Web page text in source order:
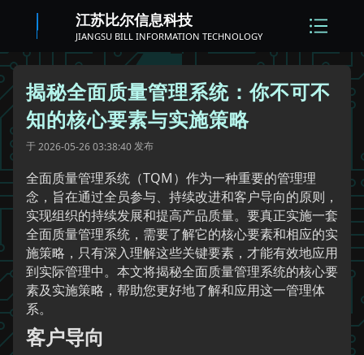
江苏比尔信息科技
JIANGSU BILL INFORMATION TECHNOLOGY
揭秘全面质量管理系统：你不可不
知的核心要素与实施策略
于2026-05-26 03:38:40发布
全面质量管理系统（TQM）作为一种重要的管理理
念，旨在通过全员参与、持续改进和客户导向的原则，
实现组织的持续发展和提高产品质量。要真正实施一套
全面质量管理系统，需要了解它的核心要素和相应的实
施策略，只有深入理解这些关键要素，才能有效地应用
到实际管理中。本文将揭秘全面质量管理系统的核心要
素及实施策略，帮助您更好地了解和应用这一管理体
系。
客户导向